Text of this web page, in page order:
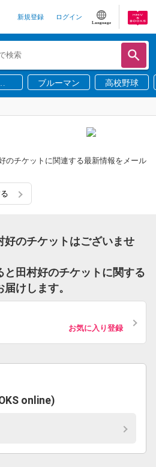
新規登録 ログイン
Language
ブルーマン 高校野球
のチケットに関連する最新情報をメール
好のチケットはございませ
と田村好のチケットに関する
けします。
お気に入り登録
online)